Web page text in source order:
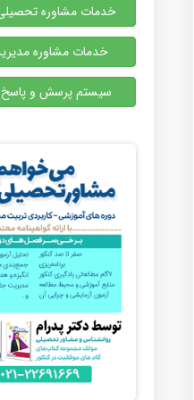
خدمات مشاوره
خدمات مشاوره
سیستم پرسش و